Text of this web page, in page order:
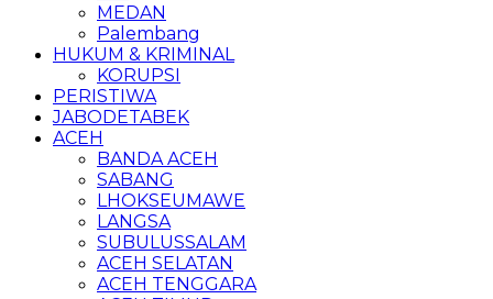
MEDAN
Palembang
HUKUM & KRIMINAL
KORUPSI
PERISTIWA
JABODETABEK
ACEH
BANDA ACEH
SABANG
LHOKSEUMAWE
LANGSA
SUBULUSSALAM
ACEH SELATAN
ACEH TENGGARA